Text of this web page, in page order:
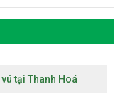
tại Thanh Hoá